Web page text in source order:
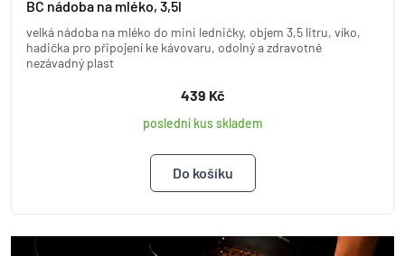
BC nádoba na mléko, 3,5l
velká nádoba na mléko do mini ledničky, objem 3,5 litru, víko,
hadička pro připojení ke kávovaru, odolný a zdravotně
nezávadný plast
439 Kč
poslední kus skladem